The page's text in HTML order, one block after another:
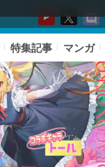
特集記事 マンガ